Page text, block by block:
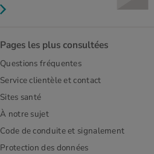
Pages les plus consultées
Questions fréquentes
Service clientèle et contact
Sites santé
À notre sujet
Code de conduite et signalement
Protection des données